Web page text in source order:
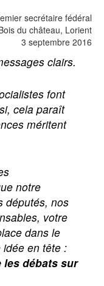
secrétaire fédéral
du château, Lorient
3 septembre 2016
clairs.
font
cela paraît
méritent
notre
députés, nos
votre
dans le
en tête :
les débats sur